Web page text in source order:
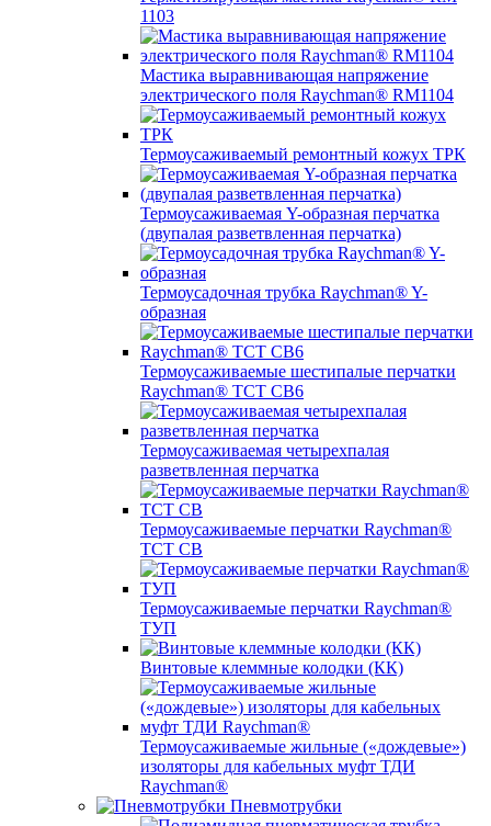
1103
Мастика выравнивающая напряжение
электрического поля Raychman® RM1104
Термоусаживаемый ремонтный кожух ТРК
Термоусаживаемая Y-образная перчатка
(двупалая разветвленная перчатка)
Термоусадочная трубка Raychman® Y-
образная
Термоусаживаемые шестипалые перчатки
Raychman® ТСТ СВ6
Термоусаживаемая четырехпалая
разветвленная перчатка
Термоусаживаемые перчатки Raychman®
TCT CB
Термоусаживаемые перчатки Raychman®
ТУП
Винтовые клеммные колодки (КК)
Термоусаживаемые жильные («дождевые»)
изоляторы для кабельных муфт ТДИ
Raychman®
Пневмотрубки